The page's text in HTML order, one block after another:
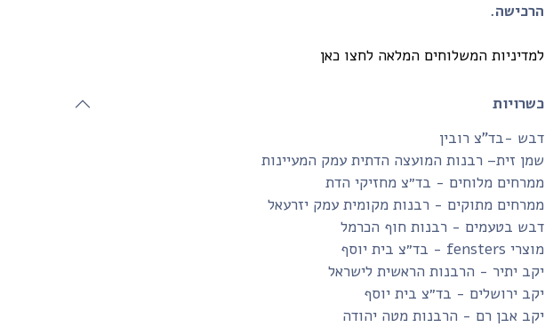
הרכישה.
למדיניות המשלוחים המלאה לחצו כאן
כשרויות
דבש -בד”צ רובין
שמן זית– רבנות המועצה הדתית עמק המעיינות
ממרחים מלוחים - בד״צ מחזיקי הדת
ממרחים מתוקים - רבנות מקומית עמק יזרעאל
דבש בטעמים - רבנות חוף הכרמל
מוצרי fensters - בד״צ בית יוסף
יקב יתיר - הרבנות הראשית לישראל
יקב ירושלים - בד״צ בית יוסף
יקב אבן רם - הרבנות מטה יהודה